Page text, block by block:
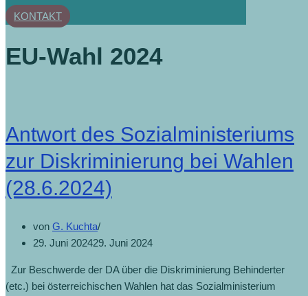
KONTAKT
EU-Wahl 2024
Antwort des Sozialministeriums
zur Diskriminierung bei Wahlen
(28.6.2024)
von G. Kuchta
29. Juni 202429. Juni 2024
Zur Beschwerde der DA über die Diskriminierung Behinderter
(etc.) bei österreichischen Wahlen hat das Sozialministerium